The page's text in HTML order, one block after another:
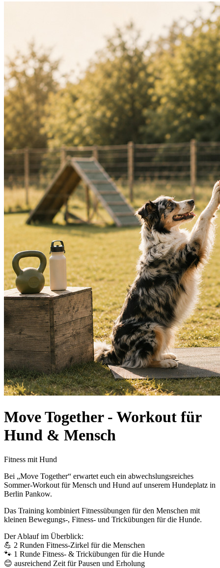
Move Together - Workout für
Hund & Mensch
Fitness mit Hund
Bei „Move Together“ erwartet euch ein abwechslungsreiches
Sommer-Workout für Mensch und Hund auf unserem Hundeplatz in
Berlin Pankow.
Das Training kombiniert Fitnessübungen für den Menschen mit
kleinen Bewegungs-, Fitness- und Trickübungen für die Hunde.
Der Ablauf im Überblick:
💪 2 Runden Fitness-Zirkel für die Menschen
🐾 1 Runde Fitness- & Trickübungen für die Hunde
😊 ausreichend Zeit für Pausen und Erholung